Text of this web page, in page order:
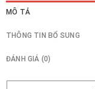
MÔ TẢ
THÔNG TIN BỔ SUNG
ĐÁNH GIÁ (0)